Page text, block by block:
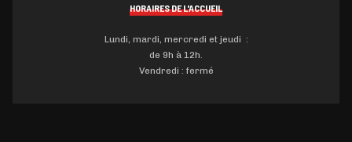
HORAIRES DE L'ACCUEIL
Lundi, mardi, mercredi et jeudi :
de 9h à 12h.
Vendredi : fermé